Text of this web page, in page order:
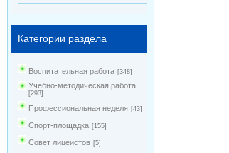
Категории раздела
Воспитательная работа [348]
Учебно-методическая работа
[293]
Профессиональная неделя [43]
Спорт-площадка [155]
Совет лицеистов [5]